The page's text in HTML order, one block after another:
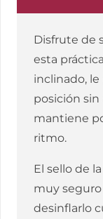
Disfrute de
esta
inclinado,
posición sin
mantiene
ritmo.
El sello de
muy
desinflarlo